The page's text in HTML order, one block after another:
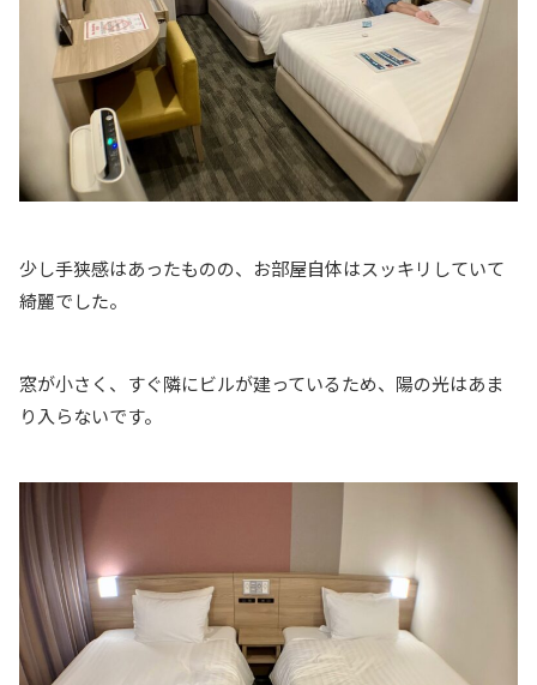
少し手狭感はあったものの、お部屋自体はスッキリしていて
綺麗でした。
窓が小さく、すぐ隣にビルが建っているため、陽の光はあま
り入らないです。